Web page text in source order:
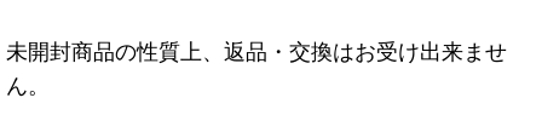
未開封商品の性質上、返品・交換はお受け出来ませ
ん。